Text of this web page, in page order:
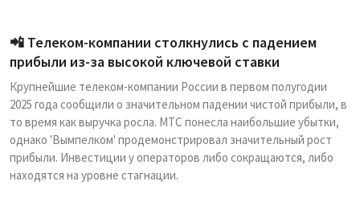
Архив
База знаний
Подписка
📲 Телеком-компании столкнулись с падением
прибыли из-за высокой ключевой ставки
Крупнейшие телеком-компании России в первом полугодии
2025 года сообщили о значительном падении чистой прибыли, в
то время как выручка росла. МТС понесла наибольшие убытки,
однако 'Вымпелком' продемонстрировал значительный рост
прибыли. Инвестиции у операторов либо сокращаются, либо
находятся на уровне стагнации.